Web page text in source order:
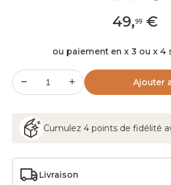
49,99€
ou paiement en x 3 ou x 4
Ajouter
Cumulez 4 points de fidélité
Livraison